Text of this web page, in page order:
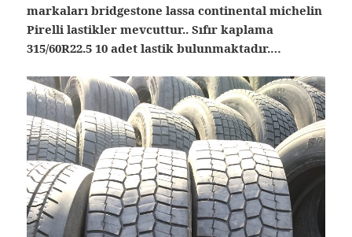
markaları bridgestone lassa continental michelin
Pirelli lastikler mevcuttur.. Sıfır kaplama
315/60R22.5 10 adet lastik bulunmaktadır.…